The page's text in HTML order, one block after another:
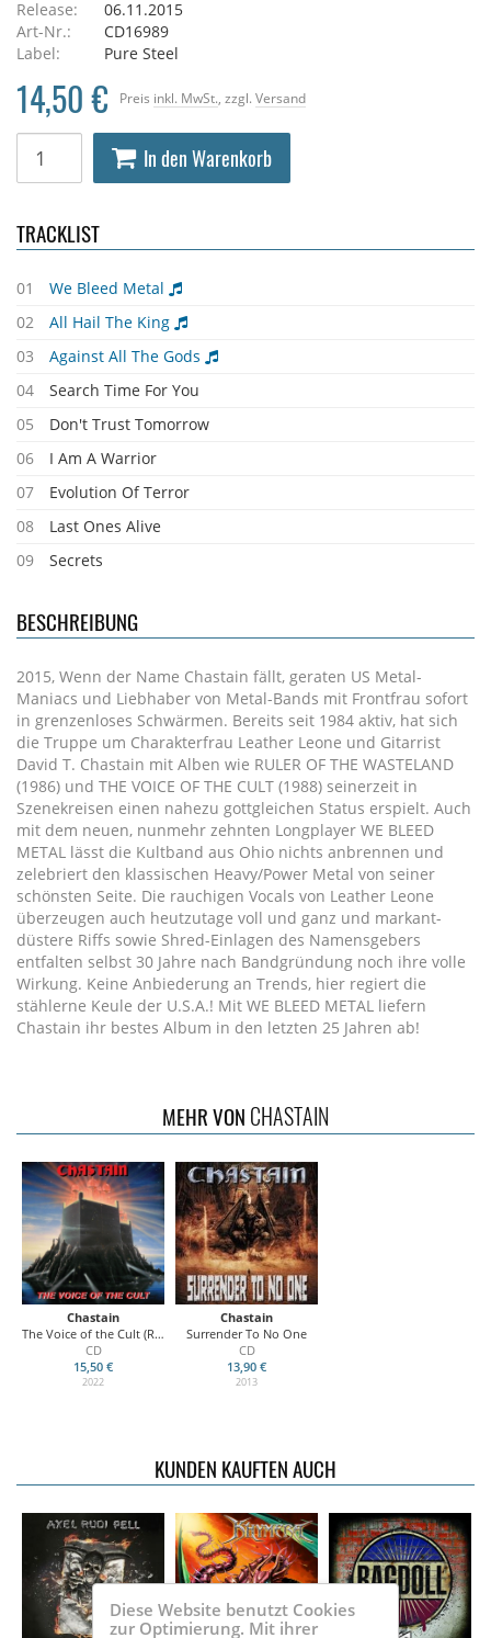
Release:
06.11.2015
Art-Nr.:
CD16989
Label:
Pure Steel
Preis inkl. MwSt. , zzgl. Versand
14,50 €
In den Warenkorb
TRACKLIST
01
We Bleed Metal
02
All Hail The King
03
Against All The Gods
04
Search Time For You
05
Don't Trust Tomorrow
06
I Am A Warrior
07
Evolution Of Terror
08
Last Ones Alive
09
Secrets
BESCHREIBUNG
2015, Wenn der Name Chastain fällt, geraten US Metal-
Maniacs und Liebhaber von Metal-Bands mit Frontfrau sofort
in grenzenloses Schwärmen. Bereits seit 1984 aktiv, hat sich
die Truppe um Charakterfrau Leather Leone und Gitarrist
David T. Chastain mit Alben wie RULER OF THE WASTELAND
(1986) und THE VOICE OF THE CULT (1988) seinerzeit in
Szenekreisen einen nahezu gottgleichen Status erspielt. Auch
mit dem neuen, nunmehr zehnten Longplayer WE BLEED
METAL lässt die Kultband aus Ohio nichts anbrennen und
zelebriert den klassischen Heavy/Power Metal von seiner
schönsten Seite. Die rauchigen Vocals von Leather Leone
überzeugen auch heutzutage voll und ganz und markant-
düstere Riffs sowie Shred-Einlagen des Namensgebers
entfalten selbst 30 Jahre nach Bandgründung noch ihre volle
Wirkung. Keine Anbiederung an Trends, hier regiert die
stählerne Keule der U.S.A.! Mit WE BLEED METAL liefern
Chastain ihr bestes Album in den letzten 25 Jahren ab!
MEHR VON CHASTAIN
Chastain
The Voice of the Cult (Re-Isue)
CD
15,50 €
2022
Chastain
Surrender To No One
CD
13,90 €
2013
KUNDEN KAUFTEN AUCH
Diese Website benutzt Cookies
zur Optimierung. Mit ihrer